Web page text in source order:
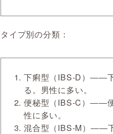
タイプ別の分類：
下痢型（IBS-D）――
る。男性に多い。
便秘型（IBS-C）――
性に多い。
混合型（IBS-M）――